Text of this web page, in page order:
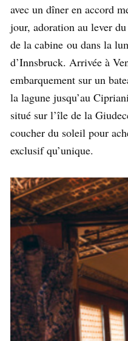
avec un dîner en accord
jour, adoration au lever
de la cabine ou dans la
d’Innsbruck. Arrivée à
embarquement sur un
la lagune jusqu’au
situé sur l’île de la
coucher du soleil pour
exclusif qu’unique.